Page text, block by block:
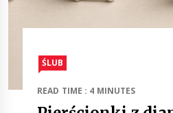
ŚLUB
READ TIME : 4 MINUTES